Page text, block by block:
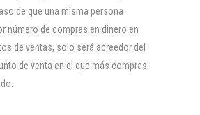
de que una misma persona
número de compras en dinero en
de ventas, solo será acreedor del
de venta en el que más compras